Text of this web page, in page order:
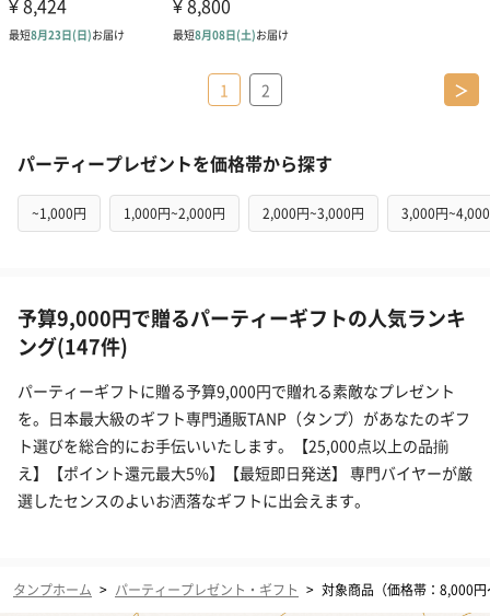
1 2 ＞
パーティープレゼントを価格帯から探す
~1,000円 1,000円~2,000円 2,000円~3,000円 3,000円
予算9,000円で贈るパーティーギフトの人気ランキ
ング(147件)
パーティーギフトに贈る予算9,000円で贈れる素敵なプレゼント
を。日本最大級のギフト専門通販TANP（タンプ）があなたのギフ
ト選びを総合的にお手伝いいたします。【25,000点以上の品揃
え】【ポイント還元最大5%】【最短即日発送】 専門バイヤーが厳
選したセンスのよいお洒落なギフトに出会えます。
タンプホーム > パーティープレゼント・ギフト > 対象商品（価格帯：8,000